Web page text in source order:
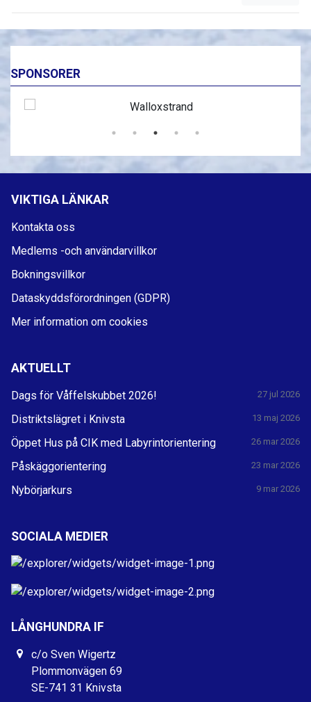
SPONSORER
VIKTIGA LÄNKAR
Kontakta oss
Medlems -och användarvillkor
Bokningsvillkor
Dataskyddsförordningen (GDPR)
Mer information om cookies
AKTUELLT
Dags för Våffelskubbet 2026! 27 jul 2026
Distriktslägret i Knivsta 13 maj 2026
Öppet Hus på CIK med Labyrintorientering 26 mar 2026
Påskäggorientering 23 mar 2026
Nybörjarkurs 9 mar 2026
SOCIALA MEDIER
LÅNGHUNDRA IF
c/o Sven Wigertz
Plommonvägen 69
SE-741 31 Knivsta